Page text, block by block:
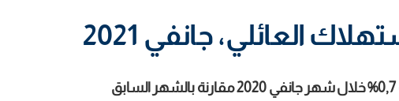
العائلي، جانفي 2021